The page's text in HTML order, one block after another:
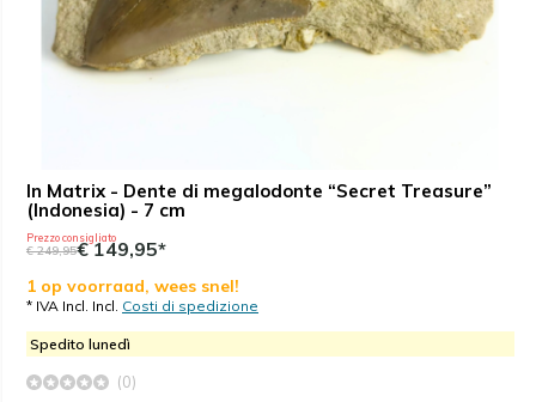
In Matrix - Dente di megalodonte “Secret Treasure”
(Indonesia) - 7 cm
Prezzo consigliato
€ 249,95€ 149,95*
1 op voorraad, wees snel!
* IVA Incl. Incl. Costi di spedizione
Spedito lunedì
(0)